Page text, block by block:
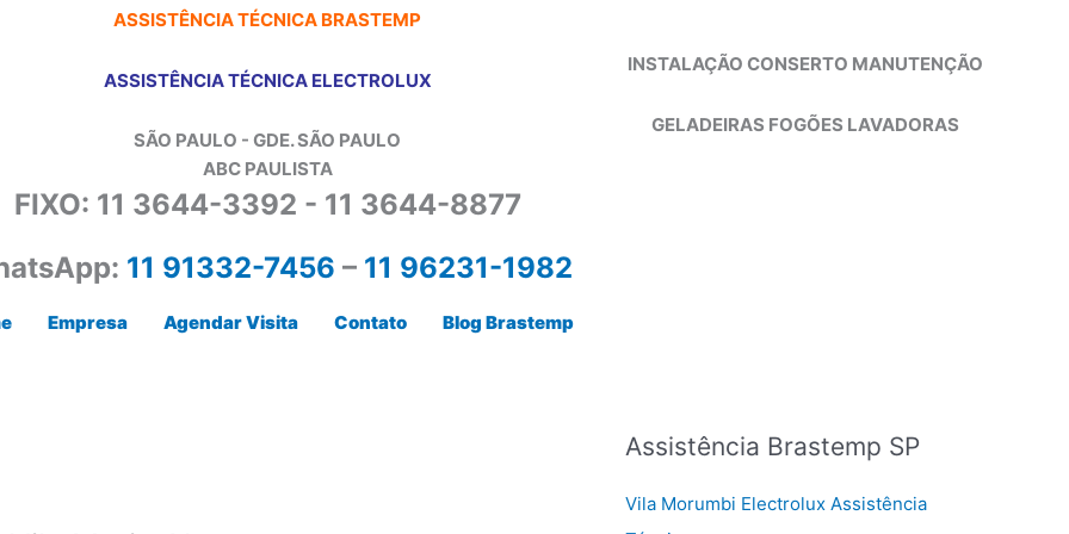
ASSISTÊNCIA TÉCNICA BRASTEMP
ASSISTÊNCIA TÉCNICA ELECTROLUX
SÃO PAULO - GDE. SÃO PAULO
ABC PAULISTA
INSTALAÇÃO CONSERTO MANUTENÇÃO
GELADEIRAS FOGÕES LAVADORAS
FIXO: 11 3644-3392 - 11 3644-8877
11 91332-7456 – 11 96231-1982
Empresa Agendar Visita Contato Blog Brastemp
Assistência Brastemp SP
Vila Morumbi Electrolux Assistência